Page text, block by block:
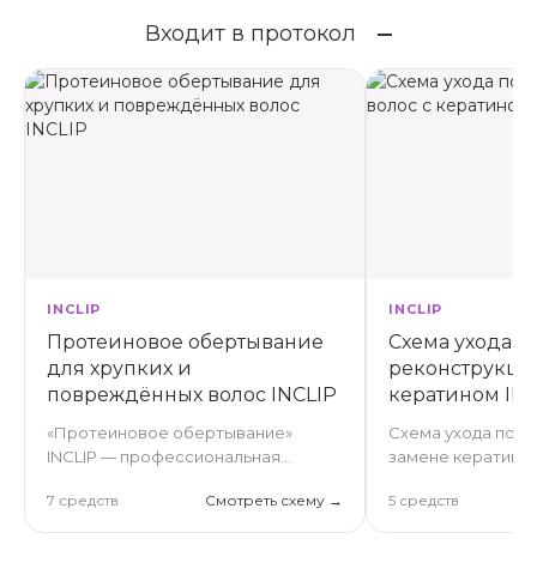
Входит в протокол
INCLIP
Протеиновое обертывание
для хрупких и
повреждённых волос INCLIP
«Протеиновое обертывание»
INCLIP — профессиональная
интенсивного восстановления
7 средств Смотреть схему →
INCLIP
Схема ухода
кератином
Схема ухода по
замене
это
5 средств